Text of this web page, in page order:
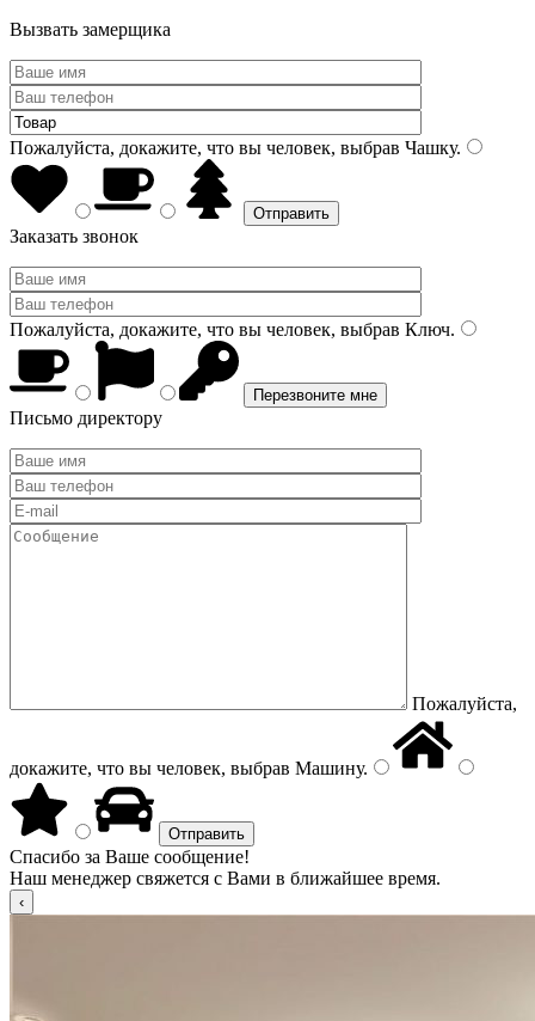
Вызвать замерщика
Пожалуйста, докажите, что вы человек, выбрав Чашку.
Заказать звонок
Пожалуйста, докажите, что вы человек, выбрав Ключ.
Письмо директору
Пожалуйста,
докажите, что вы человек, выбрав Машину.
Спасибо за Ваше сообщение!
Наш менеджер свяжется с Вами в ближайшее время.